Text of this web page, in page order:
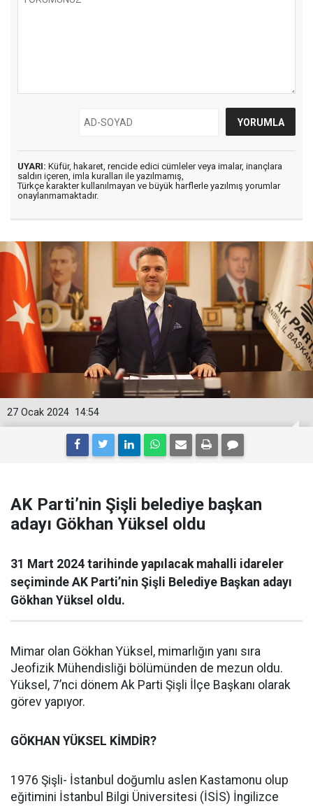
UYARI: Küfür, hakaret, rencide edici cümleler veya imalar, inançlara
saldırı içeren, imla kuralları ile yazılmamış,
Türkçe karakter kullanılmayan ve büyük harflerle yazılmış yorumlar
onaylanmamaktadır.
14:54
27 Ocak 2024
AK Parti’nin Şişli belediye başkan
adayı Gökhan Yüksel oldu
31 Mart 2024 tarihinde yapılacak mahalli idareler
seçiminde AK Parti’nin Şişli Belediye Başkan adayı
Gökhan Yüksel oldu.
Mimar olan Gökhan Yüksel, mimarlığın yanı sıra
Jeofizik Mühendisliği bölümünden de mezun oldu.
Yüksel, 7’nci dönem Ak Parti Şişli İlçe Başkanı olarak
görev yapıyor.
GÖKHAN YÜKSEL KİMDİR?
1976 Şişli- İstanbul doğumlu aslen Kastamonu olup
eğitimini İstanbul Bilgi Üniversitesi (İSİS) İngilizce